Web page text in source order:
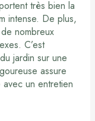
très bien la
intense. De plus,
nombreux
C’est
jardin sur une
assure
un entretien